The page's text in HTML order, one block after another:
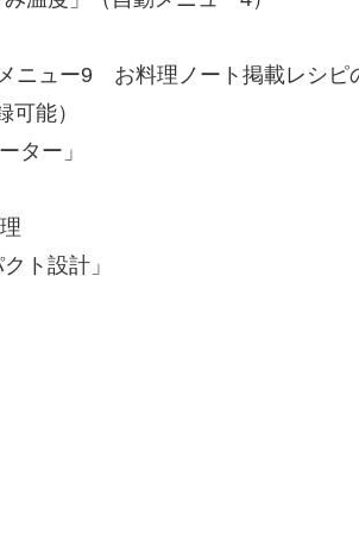
ニュー9 お料理ノート掲載レシピ
能）
ター」
ト設計」